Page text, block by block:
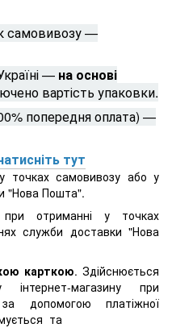
самовивозу —
— на основі
вартість упаковки.
попередня оплата) —
тут
точках самовивозу або у
"Нова Пошта".
отриманні у точках
служби доставки "Нова
карткою. Здійснюється
магазину при
допомогою платіжної
та